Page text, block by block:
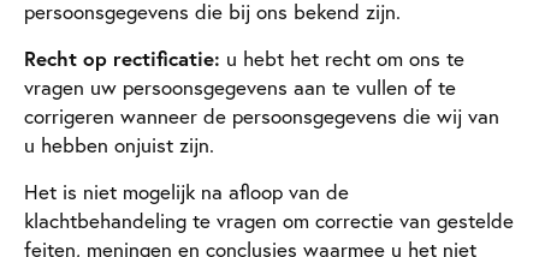
persoonsgegevens die bij ons bekend zijn.
Recht op rectificatie: u hebt het recht om ons te
vragen uw persoonsgegevens aan te vullen of te
corrigeren wanneer de persoonsgegevens die wij van
u hebben onjuist zijn.
Het is niet mogelijk na afloop van de
klachtbehandeling te vragen om correctie van gestelde
feiten, meningen en conclusies waarmee u het niet